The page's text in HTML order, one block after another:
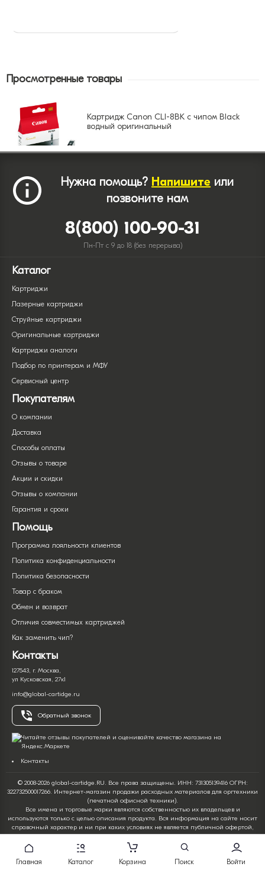
Просмотренные товары
Картридж Canon CLI-8BK с чипом Black
водный оригинальный
Нужна помощь? Напишите или
позвоните нам
8(800) 100-90-31
Пн-Пт с 9 до 18 (без перерыва)
Каталог
Картриджи
Лазерные картриджи
Струйные картриджи
Оригинальные картриджи
Картриджи аналоги
Подбор по принтерам и МФУ
Сервисный центр
Покупателям
О компании
Доставка
Способы оплаты
Отзывы о товаре
Акции и скидки
Отзывы о компании
Гарантия и сроки
Помощь
Программа лояльности клиентов
Политика конфиденциальности
Политика безопасности
Товар с браком
Обмен и возврат
Отличия совместимых картриджей
Как заменить чип?
Контакты
127543, г. Москва,
ул Кусковская, 27к1
info@global-cartidge.ru
Обратный звонок
Контакты
© 2008-2026 global-cartidge.RU. Все права защищены. ИНН: 731305139416 ОГРН:
322732500017266. Интернет-магазин продажи расходных материалов для оргтехники
(печатной офисной техники).
Все имена и торговые марки являются собственностью их владельцев и
используются только с целью описания продукта. Вся информация на сайте носит
справочный характер и ни при каких условиях не является публичной офертой,
определяемой положениями Статьи 437 Гражданского кодекса Российской
Федерации. Информация о товарах, их характеристиках и комплектации, а также
ценах, может как содержать ошибки, так и быть изменена производителем без
предварительного уведомления.
Главная Каталог Корзина Поиск Войти